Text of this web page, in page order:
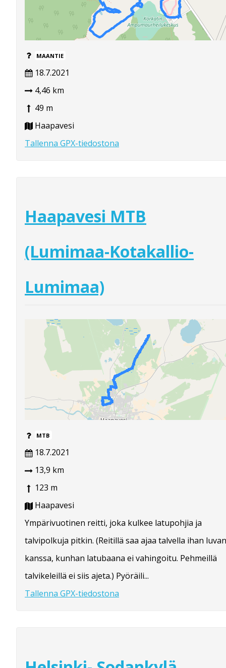
MAANTIE
18.7.2021
4,46 km
49 m
Haapavesi
Tallenna GPX-tiedostona
Haapavesi MTB
(Lumimaa-Kotakallio-
Lumimaa)
MTB
18.7.2021
13,9 km
123 m
Haapavesi
Ympärivuotinen reitti, joka kulkee latupohjia ja
talvipolkuja pitkin. (Reitillä saa ajaa talvella ihan luvan
kanssa, kunhan latubaana ei vahingoitu. Pehmeillä
talvikeleillä ei siis ajeta.) Pyöräili...
Tallenna GPX-tiedostona